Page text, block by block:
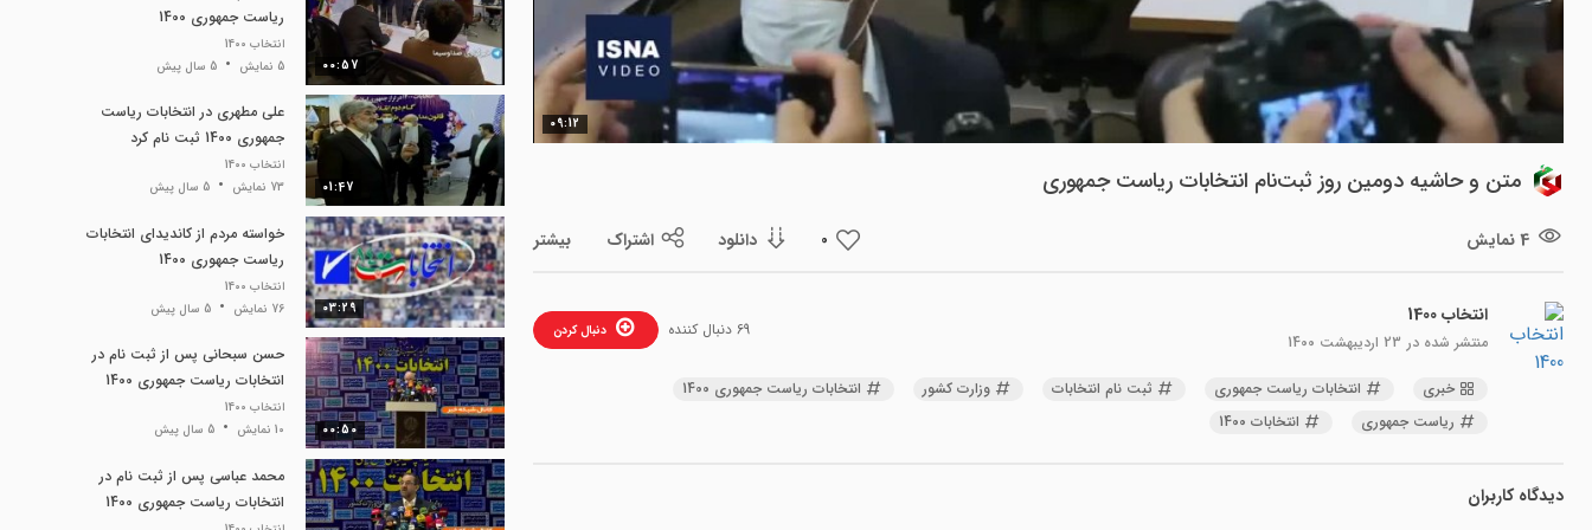
ویدیو
09:12
متن و حاشیه دومین روز ثبت‌نام انتخابات ریاست جمهوری
4 نمایش 0 دانلود اشتراک بیشتر
انتخاب 1400
منتشر شده در 23 اردیبهشت 1400
دنبال کردن 69 دنبال کننده
خبری انتخابات ریاست جمهوری ثبت نام انتخابات وزارت کشور
انتخابات ریاست جمهوری 1400
ریاست جمهوری
انتخابات 1400
دیدگاه کاربران
00:57
ریاست جمهوری 1400
انتخاب 1400
5 نمایش
5 سال پیش
01:47
علی مطهری در انتخابات ریاست
جمهوری 1400 ثبت نام کرد
انتخاب 1400
73 نمایش
5 سال پیش
03:29
خواسته مردم از کاندیدای انتخابات
ریاست جمهوری 1400
انتخاب 1400
76 نمایش
5 سال پیش
00:50
حسن سبحانی پس از ثبت نام در
انتخابات ریاست جمهوری 1400
انتخاب 1400
10 نمایش
5 سال پیش
محمد عباسی پس از ثبت نام در
انتخابات ریاست جمهوری 1400